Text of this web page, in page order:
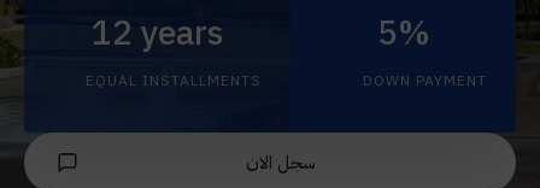
5%
DOWN PAYMENT
12 years
EQUAL INSTALLMENTS
سجل الان